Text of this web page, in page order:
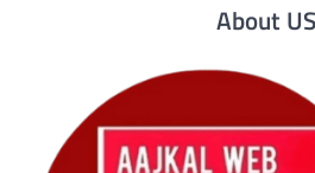
About US